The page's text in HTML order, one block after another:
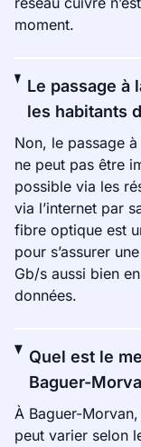
moment.
Le passage à
les habitants
Non, le passage
ne peut pas être
possible via les
via l’internet par
fibre optique est
pour s’assurer
Gb/s aussi bien
données.
Quel est le
Baguer-
À Baguer-
peut varier selon